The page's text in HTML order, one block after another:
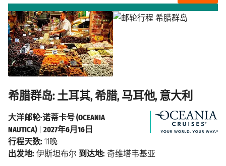
希腊群岛: 土耳其, 希腊, 马耳他, 意大利
大洋邮轮·诺蒂卡号 (OCEANIA
NAUTICA)| 2027年6月16日
行程天数: 11晚
出发地: 伊斯坦布尔 到达地: 奇维塔韦基亚